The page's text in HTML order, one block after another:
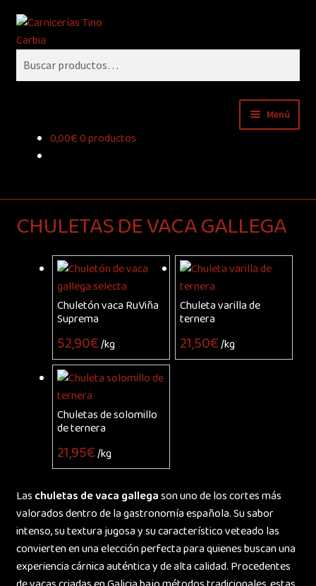
Ir
a
navegación
Ir
al
contenido
Buscar
por:
Buscar
Menú
Tienda de carne online
Contacto
0,00€0 productos
CHULETAS DE VACA GALLEGA
Chuletón vaca RuViña
Suprema
52,90€/kg
producto
tiene
variantes.
elegir
en
la
página
de
Chuleta varilla de
ternera
21,50€/kg
Chuletas de solomillo
de ternera
21,95€/kg
Las chuletas de vaca gallegason uno de los cortes más
valorados dentro de la gastronomía española. Su sabor
intenso, su textura jugosa y su característico veteado las
convierten en una elección perfecta para quienes buscan una
experiencia cárnica auténtica y de alta calidad. Procedentes